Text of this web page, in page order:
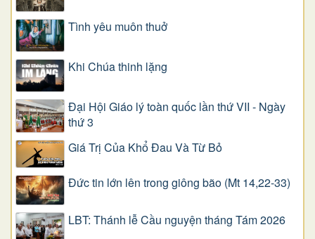
Tình yêu muôn thuở
Khi Chúa thinh lặng
Đại Hội Giáo lý toàn quốc lần thứ VII - Ngày
thứ 3
Giá Trị Của Khổ Ðau Và Từ Bỏ
Đức tin lớn lên trong giông bão (Mt 14,22-33)
LBT: Thánh lễ Cầu nguyện tháng Tám 2026